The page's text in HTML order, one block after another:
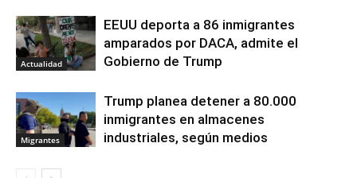
Actualidad
EEUU deporta a 86 inmigrantes
amparados por DACA, admite el
Gobierno de Trump
Migrantes
Trump planea detener a 80.000
inmigrantes en almacenes
industriales, según medios